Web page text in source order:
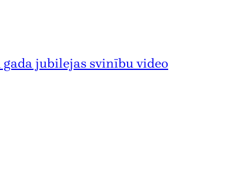
jubilejas svinību video